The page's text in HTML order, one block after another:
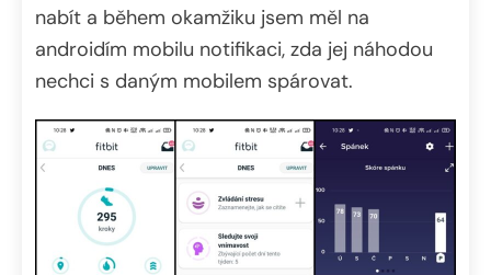
nabít a během okamžiku jsem měl na
androidím mobilu notifikaci, zda jej náhodou
nechci s daným mobilem spárovat.